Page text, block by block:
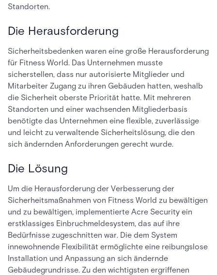
Standorten.
Die Herausforderung
Sicherheitsbedenken waren eine große Herausforderung
für Fitness World. Das Unternehmen musste
sicherstellen, dass nur autorisierte Mitglieder und
Mitarbeiter Zugang zu ihren Gebäuden hatten, weshalb
die Sicherheit oberste Priorität hatte. Mit mehreren
Standorten und einer wachsenden Mitgliederbasis
benötigte das Unternehmen eine flexible, zuverlässige
und leicht zu verwaltende Sicherheitslösung, die den
sich ändernden Anforderungen gerecht wurde.
Die Lösung
Um die Herausforderung der Verbesserung der
Sicherheitsmaßnahmen von Fitness World zu bewältigen
und zu bewältigen, implementierte Acre Security ein
erstklassiges Einbruchmeldesystem, das auf ihre
Bedürfnisse zugeschnitten war. Die dem System
innewohnende Flexibilität ermöglichte eine reibungslose
Installation und Anpassung an sich ändernde
Gebäudegrundrisse. Zu den wichtigsten ergriffenen